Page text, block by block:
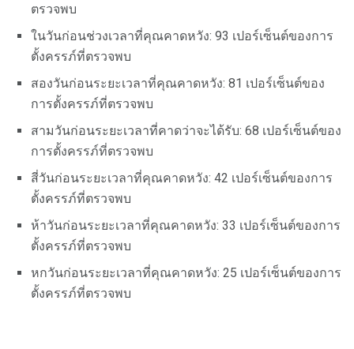
ตรวจพบ
ในวันก่อนช่วงเวลาที่คุณคาดหวัง: 93 เปอร์เซ็นต์ของการ
ตั้งครรภ์ที่ตรวจพบ
สองวันก่อนระยะเวลาที่คุณคาดหวัง: 81 เปอร์เซ็นต์ของ
การตั้งครรภ์ที่ตรวจพบ
สามวันก่อนระยะเวลาที่คาดว่าจะได้รับ: 68 เปอร์เซ็นต์ของ
การตั้งครรภ์ที่ตรวจพบ
สี่วันก่อนระยะเวลาที่คุณคาดหวัง: 42 เปอร์เซ็นต์ของการ
ตั้งครรภ์ที่ตรวจพบ
ห้าวันก่อนระยะเวลาที่คุณคาดหวัง: 33 เปอร์เซ็นต์ของการ
ตั้งครรภ์ที่ตรวจพบ
หกวันก่อนระยะเวลาที่คุณคาดหวัง: 25 เปอร์เซ็นต์ของการ
ตั้งครรภ์ที่ตรวจพบ